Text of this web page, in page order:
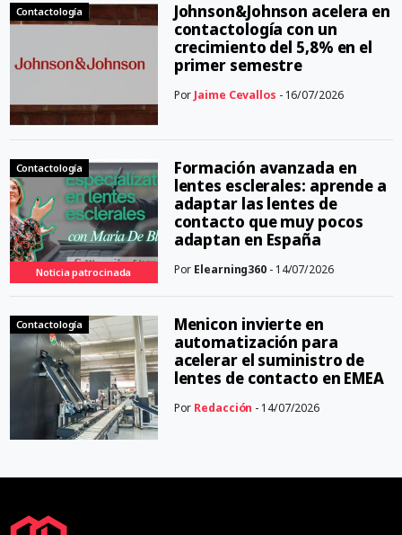
Contactología
Johnson&Johnson acelera en
contactología con un
crecimiento del 5,8% en el
primer semestre
Por Jaime Cevallos - 16/07/2026
Contactología
Noticia patrocinada
Formación avanzada en
lentes esclerales: aprende a
adaptar las lentes de
contacto que muy pocos
adaptan en España
Por Elearning360 - 14/07/2026
Contactología
Menicon invierte en
automatización para
acelerar el suministro de
lentes de contacto en EMEA
Por Redacción - 14/07/2026